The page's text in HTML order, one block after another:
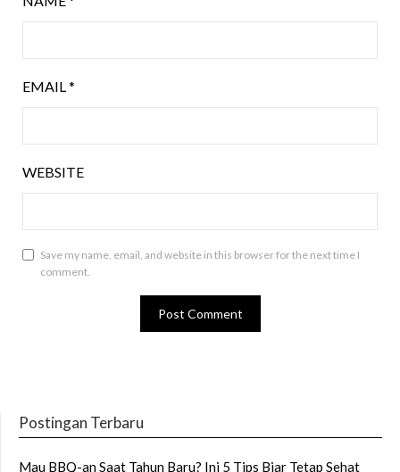
EMAIL *
WEBSITE
Save my name, email, and website in this browser for the next time I
comment.
Postingan Terbaru
Mau BBQ-an Saat Tahun Baru? Ini 5 Tips Biar Tetap Sehat